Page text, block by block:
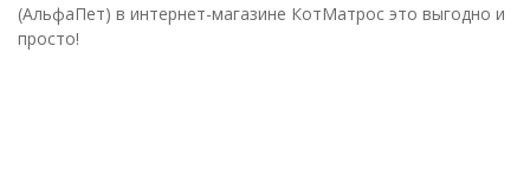
(АльфаПет) в интернет-магазине КотМатрос это выгодно и
просто!